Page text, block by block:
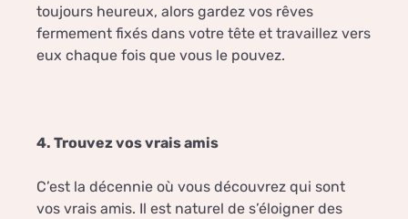
toujours heureux, alors gardez vos rêves
fermement fixés dans votre tête et travaillez vers
eux chaque fois que vous le pouvez.
4. Trouvez vos vrais amis
C’est la décennie où vous découvrez qui sont
vos vrais amis. Il est naturel de s’éloigner des